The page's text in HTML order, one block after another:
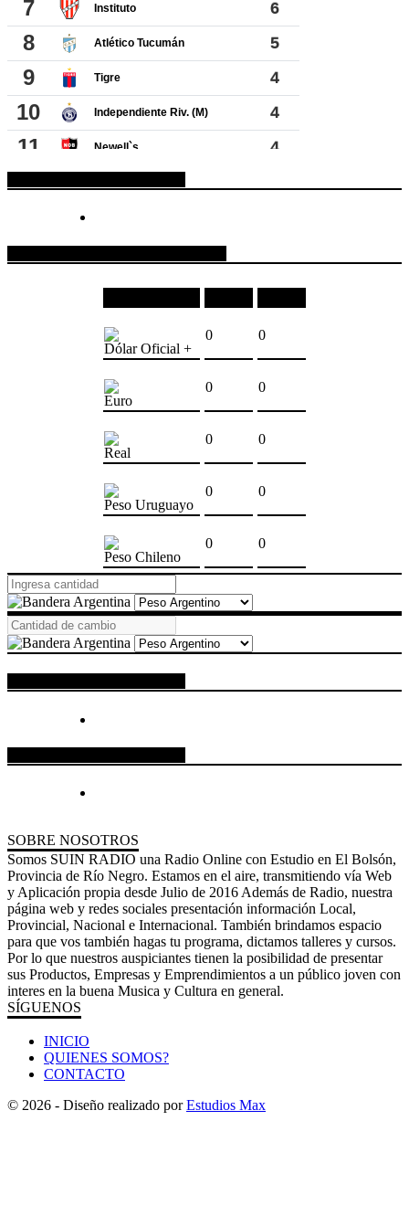
Dólar Oficial +
0 0
Euro
0 0
Real
0 0
Peso Uruguayo
0 0
Peso Chileno
0 0
SOBRE NOSOTROS
Somos SUIN RADIO una Radio Online con Estudio en El Bolsón,
Provincia de Río Negro. Estamos en el aire, transmitiendo vía Web
y Aplicación propia desde Julio de 2016 Además de Radio, nuestra
página web y redes sociales presentación información Local,
Provincial, Nacional e Internacional. También brindamos espacio
para que vos también hagas tu programa, dictamos talleres y cursos.
Por lo que nuestros auspiciantes tienen la posibilidad de presentar
sus Productos, Empresas y Emprendimientos a un público joven con
interes en la buena Musica y Cultura en general.
SÍGUENOS
INICIO
QUIENES SOMOS?
CONTACTO
© 2026 - Diseño realizado porEstudios Max